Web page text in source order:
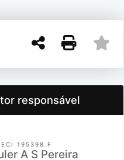
responsável
195398 F
A S Pereira